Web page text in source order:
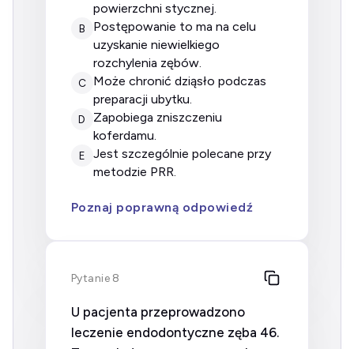
powierzchni stycznej.
B
postępowanie to ma na celu
uzyskanie niewielkiego
rozchylenia zębów.
C
może chronić dziąsło podczas
preparacji ubytku.
D
zapobiega zniszczeniu
koferdamu.
E
jest szczególnie polecane przy
metodzie PRR.
Poznaj poprawną odpowiedź
Pytanie 8
U pacjenta przeprowadzono
leczenie endodontyczne zęba 46.